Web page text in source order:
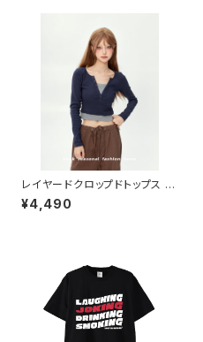
レイヤードクロップドトップス 10
13-240905015
¥4,490